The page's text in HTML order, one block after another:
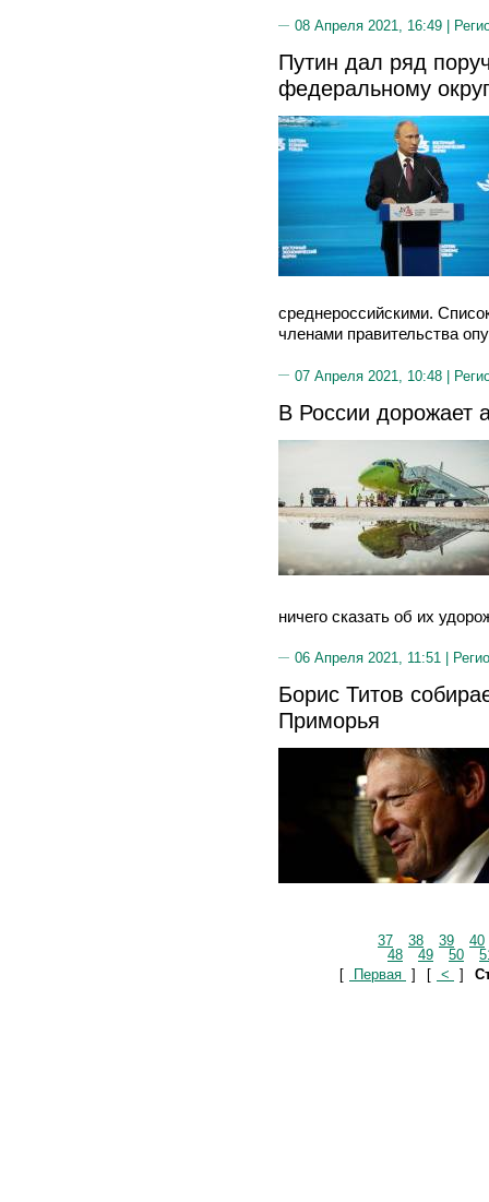
08 Апреля 2021, 16:49 |
Путин дал ряд
федеральному
среднероссийскими.
членами правительства
07 Апреля 2021, 10:48 |
В России дорожает
ничего сказать об их
06 Апреля 2021, 11:51 |
Борис Титов
Приморья
37 38 39
40
48
49 50
[
Первая ] [ < ]